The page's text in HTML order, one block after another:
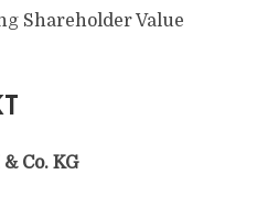
Shareholder Value
Co. KG